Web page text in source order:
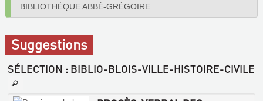
BIBLIOTHÈQUE ABBÉ-GRÉGOIRE
Suggestions
SÉLECTION : BIBLIO-BLOIS-VILLE-HISTOIRE-CIVILE